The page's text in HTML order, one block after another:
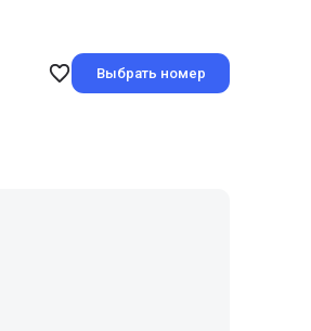
Выбрать номер